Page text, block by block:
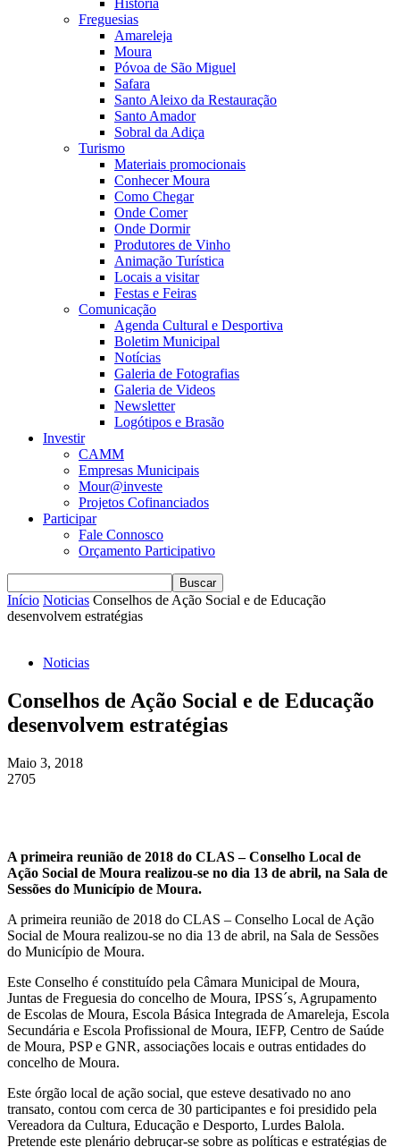
História
Freguesias
Amareleja
Moura
Póvoa de São Miguel
Safara
Santo Aleixo da Restauração
Santo Amador
Sobral da Adiça
Turismo
Materiais promocionais
Conhecer Moura
Como Chegar
Onde Comer
Onde Dormir
Produtores de Vinho
Animação Turística
Locais a visitar
Festas e Feiras
Comunicação
Agenda Cultural e Desportiva
Boletim Municipal
Notícias
Galeria de Fotografias
Galeria de Videos
Newsletter
Logótipos e Brasão
Investir
CAMM
Empresas Municipais
Mour@investe
Projetos Cofinanciados
Participar
Fale Connosco
Orçamento Participativo
Início Noticias Conselhos de Ação Social e de Educação
desenvolvem estratégias
Noticias
Conselhos de Ação Social e de Educação
desenvolvem estratégias
Maio 3, 2018
2705
A primeira reunião de 2018 do CLAS – Conselho Local de
Ação Social de Moura realizou-se no dia 13 de abril, na Sala de
Sessões do Município de Moura.
A primeira reunião de 2018 do CLAS – Conselho Local de Ação
Social de Moura realizou-se no dia 13 de abril, na Sala de Sessões
do Município de Moura.
Este Conselho é constituído pela Câmara Municipal de Moura,
Juntas de Freguesia do concelho de Moura, IPSS´s, Agrupamento
de Escolas de Moura, Escola Básica Integrada de Amareleja, Escola
Secundária e Escola Profissional de Moura, IEFP, Centro de Saúde
de Moura, PSP e GNR, associações locais e outras entidades do
concelho de Moura.
Este órgão local de ação social, que esteve desativado no ano
transato, contou com cerca de 30 participantes e foi presidido pela
Vereadora da Cultura, Educação e Desporto, Lurdes Balola.
Pretende este plenário debruçar-se sobre as políticas e estratégias de